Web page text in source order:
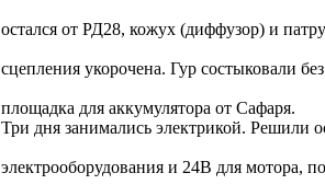
остался от РД28, кожух (диффузор) и
сцепления укорочена. Гур состыковали
площадка для аккумулятора от Сафаря.
Три дня занимались электрикой. Решили
электрооборудования и 24В для мотора,